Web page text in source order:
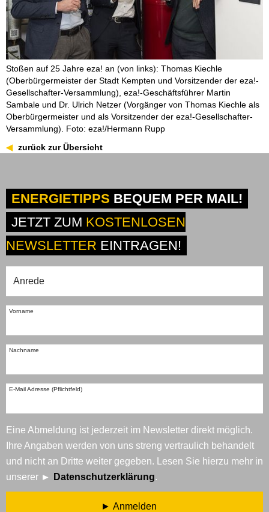
Stoßen auf 25 Jahre eza! an (von links): Thomas Kiechle
(Oberbürgermeister der Stadt Kempten und Vorsitzender der eza!-
Gesellschafter-Versammlung), eza!-Geschäftsführer Martin
Sambale und Dr. Ulrich Netzer (Vorgänger von Thomas Kiechle als
Oberbürgermeister und als Vorsitzender der eza!-Gesellschafter-
Versammlung). Foto: eza!/Hermann Rupp
zurück zur Übersicht
ENERGIETIPPS BEQUEM PER MAIL!
JETZT ZUM KOSTENLOSEN
NEWSLETTER EINTRAGEN!
Vorname
Nachname
E-Mail Adresse (Pflichtfeld)
Eine Abmeldung ist jederzeit im Newsletter direkt möglich.
Ihre Angaben werden von uns streng vertraulich behandelt
und nicht an Dritte weiter gegeben. Lesen Sie hierzu mehr in
unserer
Datenschutzerklärung.
Anmelden